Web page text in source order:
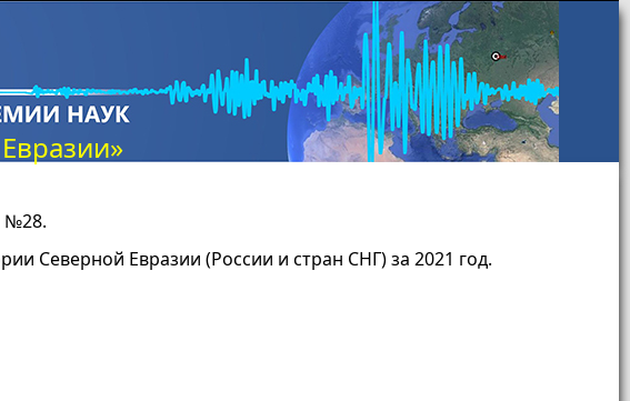
№28.
Северной Евразии (России и стран СНГ) за 2021 год.